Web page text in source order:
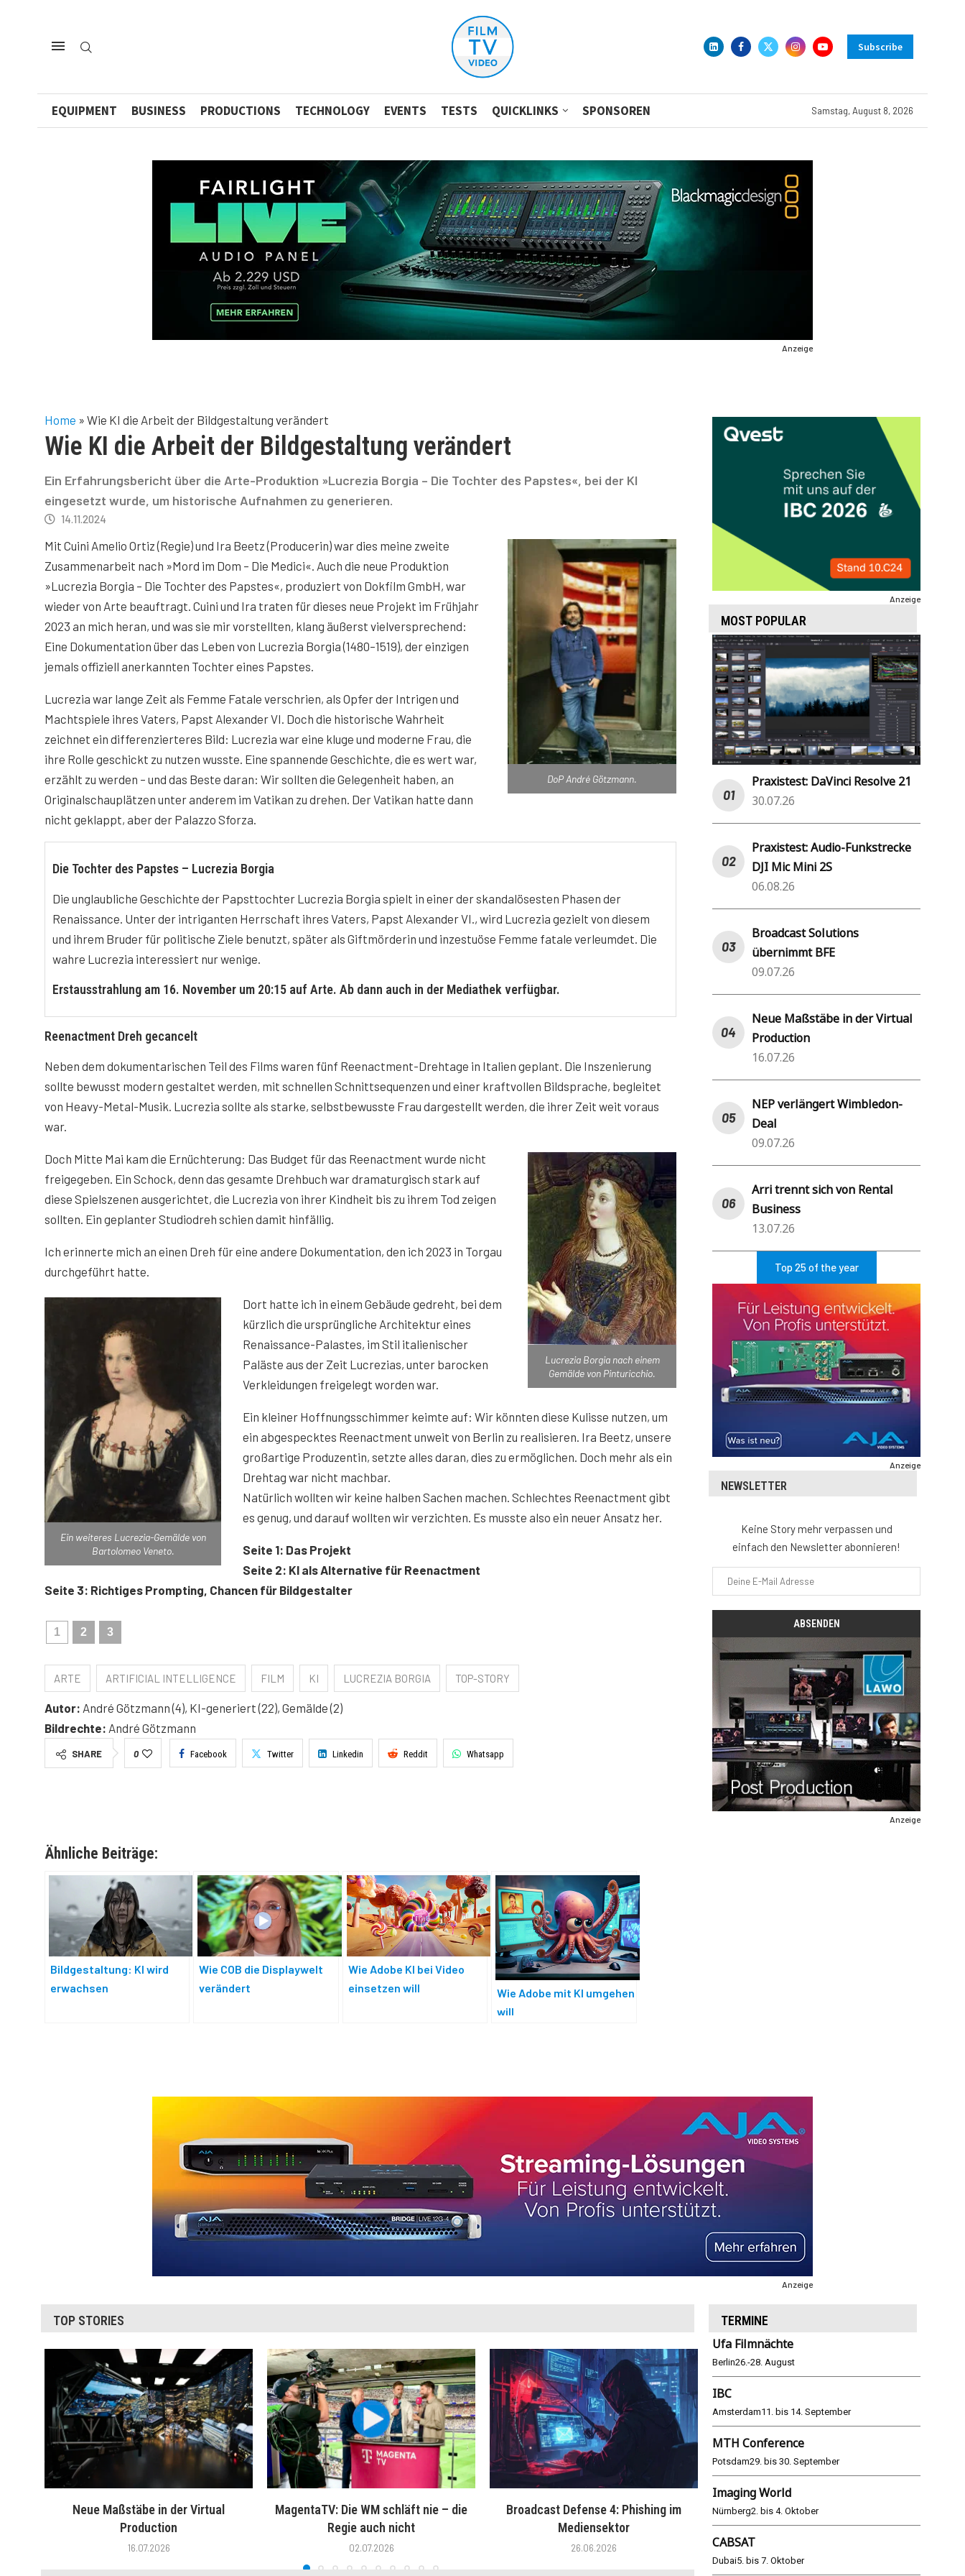
Subscribe
EQUIPMENT BUSINESS PRODUCTIONS TECHNOLOGY EVENTS TESTS QUICKLINKS SPONSOREN Samstag, August 8, 2026
Anzeige
Home » Wie KI die Arbeit der Bildgestaltung verändert
Wie KI die Arbeit der Bildgestaltung verändert
Ein Erfahrungsbericht über die Arte-Produktion »Lucrezia Borgia – Die Tochter des Papstes«, bei der KI
eingesetzt wurde, um historische Aufnahmen zu generieren.
14.11.2024
DoP André Götzmann.
Mit Cuini Amelio Ortiz (Regie) und Ira Beetz (Producerin) war dies meine zweite
Zusammenarbeit nach »Mord im Dom – Die Medici«. Auch die neue Produktion
»Lucrezia Borgia – Die Tochter des Papstes«, produziert von Dokfilm GmbH, war
wieder von Arte beauftragt. Cuini und Ira traten für dieses neue Projekt im Frühjahr
2023 an mich heran, und was sie mir vorstellten, klang äußerst vielversprechend:
Eine Dokumentation über das Leben von Lucrezia Borgia (1480–1519), der einzigen
jemals offiziell anerkannten Tochter eines Papstes.
Lucrezia war lange Zeit als Femme Fatale verschrien, als Opfer der Intrigen und
Machtspiele ihres Vaters, Papst Alexander VI. Doch die historische Wahrheit
zeichnet ein differenzierteres Bild: Lucrezia war eine kluge und moderne Frau, die
ihre Rolle geschickt zu nutzen wusste. Eine spannende Geschichte, die es wert war,
erzählt zu werden – und das Beste daran: Wir sollten die Gelegenheit haben, an
Originalschauplätzen unter anderem im Vatikan zu drehen. Der Vatikan hatte dann
nicht geklappt, aber der Palazzo Sforza.
Die Tochter des Papstes – Lucrezia Borgia
Die unglaubliche Geschichte der Papsttochter Lucrezia Borgia spielt in einer der skandalösesten Phasen der
Renaissance. Unter der intriganten Herrschaft ihres Vaters, Papst Alexander VI., wird Lucrezia gezielt von diesem
und ihrem Bruder für politische Ziele benutzt, später als Giftmörderin und inzestuöse Femme fatale verleumdet. Die
wahre Lucrezia interessiert nur wenige.
Erstausstrahlung am 16. November um 20:15 auf Arte. Ab dann auch in der Mediathek verfügbar.
Reenactment Dreh gecancelt
Neben dem dokumentarischen Teil des Films waren fünf Reenactment-Drehtage in Italien geplant. Die Inszenierung
sollte bewusst modern gestaltet werden, mit schnellen Schnittsequenzen und einer kraftvollen Bildsprache, begleitet
von Heavy-Metal-Musik. Lucrezia sollte als starke, selbstbewusste Frau dargestellt werden, die ihrer Zeit weit voraus
war.
Lucrezia Borgia nach einem
Gemälde von Pinturicchio.
Doch Mitte Mai kam die Ernüchterung: Das Budget für das Reenactment wurde nicht
freigegeben. Ein Schock, denn das gesamte Drehbuch war dramaturgisch stark auf
diese Spielszenen ausgerichtet, die Lucrezia von ihrer Kindheit bis zu ihrem Tod zeigen
sollten. Ein geplanter Studiodreh schien damit hinfällig.
Ich erinnerte mich an einen Dreh für eine andere Dokumentation, den ich 2023 in Torgau
durchgeführt hatte.
Ein weiteres Lucrezia-Gemälde von
Bartolomeo Veneto.
Dort hatte ich in einem Gebäude gedreht, bei dem
kürzlich die ursprüngliche Architektur eines
Renaissance-Palastes, im Stil italienischer
Paläste aus der Zeit Lucrezias, unter barocken
Verkleidungen freigelegt worden war.
Ein kleiner Hoffnungsschimmer keimte auf: Wir könnten diese Kulisse nutzen, um
ein abgespecktes Reenactment unweit von Berlin zu realisieren. Ira Beetz, unsere
großartige Produzentin, setzte alles daran, dies zu ermöglichen. Doch mehr als ein
Drehtag war nicht machbar.
Natürlich wollten wir keine halben Sachen machen. Schlechtes Reenactment gibt
es genug, und darauf wollten wir verzichten. Es musste also ein neuer Ansatz her.
Seite 1: Das Projekt
Seite 2: KI als Alternative für Reenactment
Seite 3: Richtiges Prompting, Chancen für Bildgestalter
1 2 3
ARTE ARTIFICIAL INTELLIGENCE FILM KI LUCREZIA BORGIA TOP-STORY
Autor: André Götzmann (4), KI-generiert (22), Gemälde (2)
Bildrechte: André Götzmann
SHARE 0 Facebook Twitter Linkedin Reddit Whatsapp
Ähnliche Beiträge:
Bildgestaltung: KI wird
erwachsen
Wie COB die Displaywelt
verändert
Wie Adobe KI bei Video
einsetzen will
Wie Adobe mit KI umgehen
will
Anzeige
MOST POPULAR
Praxistest: DaVinci Resolve 21
30.07.26
Praxistest: Audio-Funkstrecke
DJI Mic Mini 2S
06.08.26
Broadcast Solutions
übernimmt BFE
09.07.26
Neue Maßstäbe in der Virtual
Production
16.07.26
NEP verlängert Wimbledon-
Deal
09.07.26
Arri trennt sich von Rental
Business
13.07.26
Top 25 of the year
Anzeige
NEWSLETTER
Keine Story mehr verpassen und
einfach den Newsletter abonnieren!
Anzeige
Anzeige
TOP STORIES
Neue Maßstäbe in der Virtual
Production
16.07.2026
MagentaTV: Die WM schläft nie – die
Regie auch nicht
02.07.2026
Broadcast Defense 4: Phishing im
Mediensektor
26.06.2026
WM 2026: ARD und ZDF im Remote-
Modus
TERMINE
Ufa Filmnächte
Berlin26.-28. August
IBC
Amsterdam11. bis 14. September
MTH Conference
Potsdam29. bis 30. September
Imaging World
Nürnberg2. bis 4. Oktober
CABSAT
Dubai5. bis 7. Oktober